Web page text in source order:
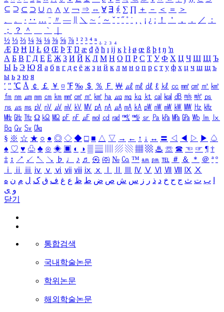
⊆ ⊇ ⊂ ⊃ ∪ ∩ ∧ ∨ ￢ ⇒ ⇔ ∀ ∃ ∮ ∑ ∏ ＋ － ＜ ＝
＞
、
。 · ‥ … ¨ 〃 ― ＼ ∼ ´ ～ ˇ ˘ ˝ ˚ ˙ ¸ ¡ ¿ ː ！ ＇ ， ． ／
：
；
？ ＾ ｀
½ ⅓ ⅔ ¼ ¾ ⅛ ⅜ ⅝ ⅞ ¹ ² ³ ⁴ ⁿ ₁ ₂ ₃ ₄
Æ Ð Ħ Ĳ Ł Ø Œ Þ Ŧ Ŋ æ đ ð ħ ı ĳ ĸ ŀ ł ø œ ß þ ŧ ŋ ŉ
А Б В Г Д Е Ё Ж З И Й К Л М Н О П Р С Т У Ф Х Ц Ч Ш Щ Ъ
Ы Ь Э Ю Я а б в г д е ё ж з и й к л м н о п р с т у ф х ц ч ш щ ъ
ы ь э ю я
′ ″ ℃ Å ￠ ￡ ￥ ¤ ℉ ‰ ＄ ％ Ｆ ￦ ㎕ ㎖ ㎗ ℓ ㎘ ㏄ ㎣ ㎤ ㎥ ㎦
㎙ ㎚ ㎛ ㎜ ㎝ ㎞ ㎟ ㎠ ㎡ ㎢ ㏊ ㎍ ㎎ ㎏ ㏏ ㎈ ㎉ ㏈ ㎧ ㎨ ㎰
㎱ ㎲ ㎳ ㎴ ㎵ ㎶ ㎷ ㎸ ㎹ ㎀ ㎁ ㎂ ㎃ ㎄ ㎺ ㎻ ㎽ ㎾ ㎿ ㎐ ㎑
㎒ ㎓ ㎔ Ω ㏀ ㏁ ㎊ ㎋ ㎌ ㏖ ㏅ ㎭ ㎮ ㎯ ㏛ ㎩ ㎪ ㎫ ㎬ ㏝ ㏐
㏓
㏃ ㏉ ㏜ ㏆
§ ※ ☆ ★ ○ ● ◎ ◇ ◆ □ ■ △ ▽ → ← ↑ ↓ ↔ 〓 ◁ ◀ ▷ ▶ ♤
♠ ♡ ♥ ♧ ♣ ⊙ ◈ ▣ ◐ ◑ ▒ ▤ ▨ ▧ ▦ ▩ ♨ ☏ ☎ ☜ ☞ ¶ †
‡ ↕ ↗ ↙ ↖ ↘ ♭ ♩ ♪ ♬ ㉿ ㈜ № ㏇ ™ ㏂ ㏘ ℡ ＃ ＆ ＊ ＠ ª º
ⅰ
ⅱ ⅲ ⅳ ⅴ ⅵ ⅶ ⅷ ⅸ ⅹ Ⅳ Ⅴ Ⅵ Ⅶ Ⅷ Ⅸ Ⅹ
ب ت ث ج ح خ د ذ ر ز س ش ص ض ط ظ ع غ ف ق ک ل م ن ه
و ی
닫기
통합검색
국내학술논문
학위논문
해외학술논문